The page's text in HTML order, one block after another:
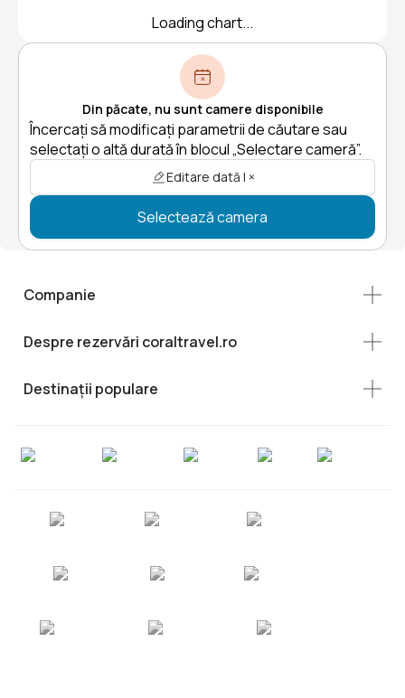
Loading chart...
Din păcate, nu sunt camere disponibile
Încercați să modificați parametrii de căutare sau
selectați o altă durată în blocul „Selectare cameră”.
Editare dată | ×
Selectează camera
Companie
Despre rezervări coraltravel.ro
Destinații populare